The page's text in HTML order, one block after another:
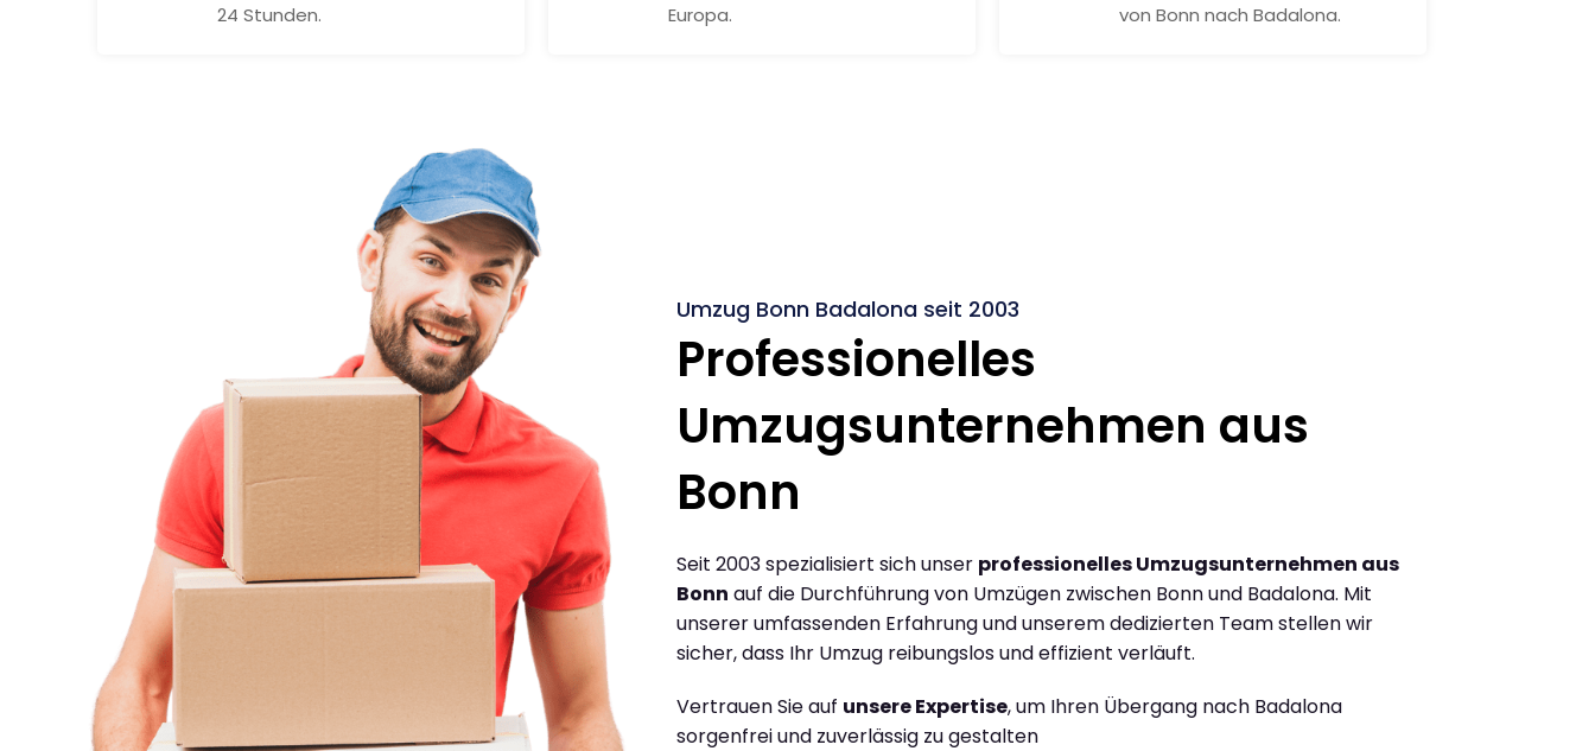
24 Stunden.
Europa.
von Bonn nach Badalona.
Umzug Bonn Badalona seit 2003
Professionelles
Umzugsunternehmen aus
Bonn
Seit 2003 spezialisiert sich unser professionelles Umzugsunternehmen aus
Bonn auf die Durchführung von Umzügen zwischen Bonn und Badalona. Mit
unserer umfassenden Erfahrung und unserem dedizierten Team stellen wir
sicher, dass Ihr Umzug reibungslos und effizient verläuft.
Vertrauen Sie auf unsere Expertise, um Ihren Übergang nach Badalona
sorgenfrei und zuverlässig zu gestalten